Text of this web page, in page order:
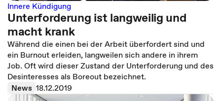
Innere Kündigung
Unterforderung ist langweilig und
macht krank
Während die einen bei der Arbeit überfordert sind und
ein Burnout erleiden, langweilen sich andere in ihrem
Job. Oft wird dieser Zustand der Unterforderung und des
Desinteresses als Boreout bezeichnet.
News 18.12.2019